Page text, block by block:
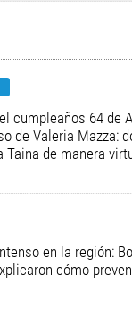
cumpleaños 64 de
de Valeria Mazza:
Taina de manera
en la región:
cómo